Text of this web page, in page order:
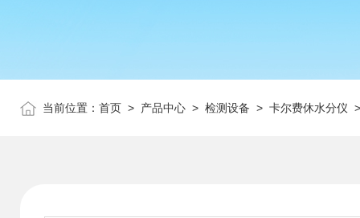
当前位置： 首页 > 产品中心 > 检测设备 > 卡尔费休水分仪